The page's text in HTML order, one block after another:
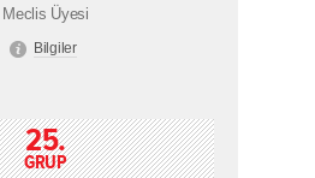
Meclis Üyesi
Bilgiler
25.
GRUP